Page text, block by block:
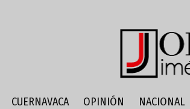
CUERNAVACA OPINIÓN NACIONAL